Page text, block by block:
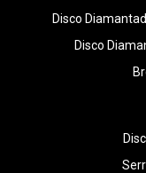
Disco
Disco